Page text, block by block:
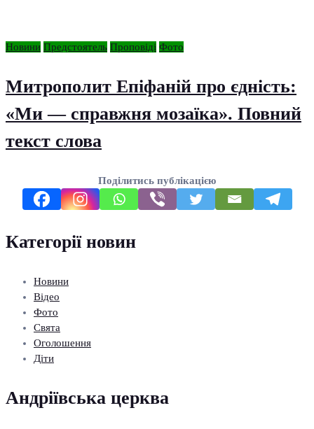
Новини Предстоятель Проповіді Фото
Митрополит Епіфаній про єдність:
«Ми — справжня мозаїка». Повний
текст слова
Поділитись публікацією
Категорії новин
Новини
Відео
Фото
Свята
Оголошення
Діти
Андріївська церква